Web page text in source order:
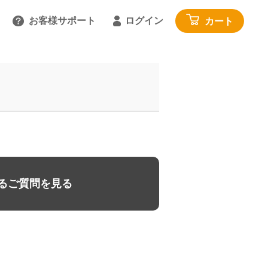
お客様サポート
せる
ログイン カート
寝具・家具・収納
ご質問を見る